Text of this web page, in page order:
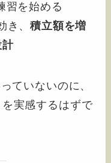
習を始める
き、積立額を増
計
ていないのに、
実感するはずで